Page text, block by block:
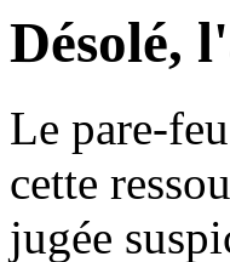
Désolé,
Le pare-
cette
jugée